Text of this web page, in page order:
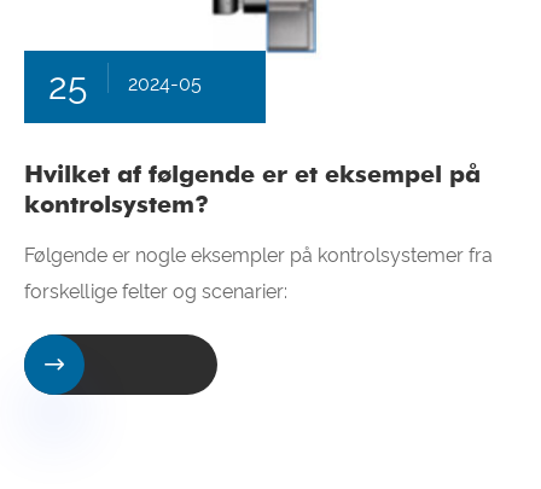
25 2024-05
Hvilket af følgende er et eksempel på
kontrolsystem?
Følgende er nogle eksempler på kontrolsystemer fra
forskellige felter og scenarier:
